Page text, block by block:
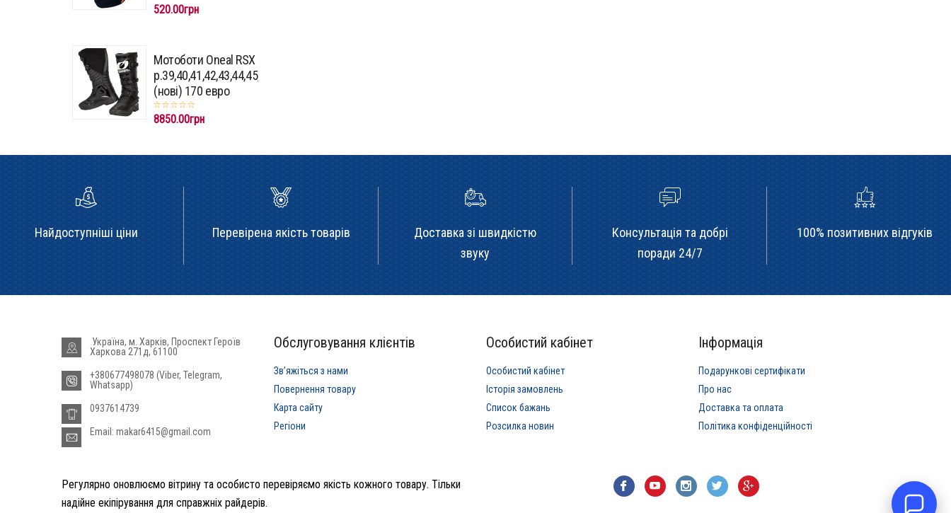
520.00грн
Мотоботи Oneal RSX
p.39,40,41,42,43,44,45,46,47
(нові) 170 евро
8850.00грн
Найдоступніші ціни Перевірена якість товарів
Доставка зі швидкістю
звуку
Консультація та добрі
поради 24/7
100% позитивних відгуків
Україна, м. Харків, Проспект Героїв
Харкова 271д, 61100
+380677498078 (Viber, Telegram,
Whatsapp)
0937614739
Email: makar6415@gmail.com
Обслуговування клієнтів
Звʼяжіться з нами
Повернення товару
Карта сайту
Регіони
Особистий кабінет
Особистий кабінет
Історія замовлень
Список бажань
Розсилка новин
Інформація
Подарункові сертифікати
Про нас
Доставка та оплата
Політика конфіденційності
Регулярно оновлюємо вітрину та особисто перевіряємо якість кожного товару. Тільки
надійне екіпірування для справжніх райдерів.